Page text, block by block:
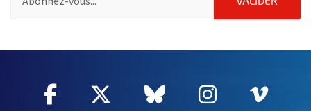
Facebook
, Ouvre une nouvelle fenêtre
Twitter
, Ouvre une nouvelle
Bluesky
, Ouvre une
Instagram
, Ouvre
,